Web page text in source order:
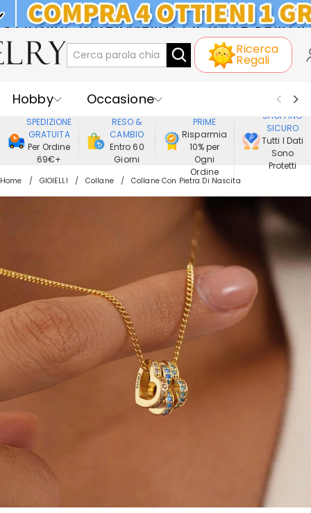
KLARNA: PAGAMENTO A RATE SENZA
INTERESSI
Ricerca
Regali
Hobby
Occasione
Ricevente
Best Seller
Nuovi
Gioielli
Casa&Vita
SPEDIZIONE
GRATUITA
Per Ordine
69€+
RESO &
CAMBIO
Entro 60
Giorni
PRIME
Risparmia
10% per
Ogni
Ordine
SHOPPING
SICURO
Tutti I Dati
Sono
Protetti
Home GIOIELLI Collane Collane Con Pietra Di Nascita